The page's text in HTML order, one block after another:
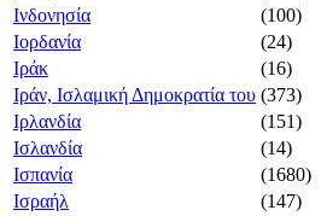
Ινδονησία
(100)
Ιορδανία
(24)
Ιράκ
(16)
Ιράν, Ισλαμική Δημοκρατία του (373)
Ιρλανδία
(151)
Ισλανδία
(14)
Ισπανία
(1680)
Ισραήλ
(147)